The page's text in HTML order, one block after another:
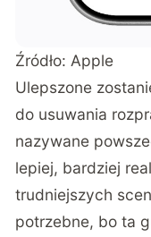
Źródło: Apple
Ulepszone
do usuwania
nazywane
lepiej, bardziej
trudniejszych
potrzebne, bo ta